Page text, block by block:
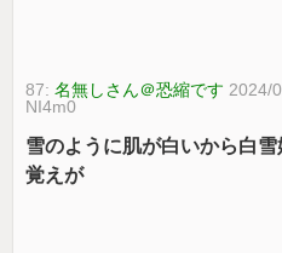
87:名無しさん＠恐縮です 2024/
NI4m0
雪のように肌が白いから白
覚えが